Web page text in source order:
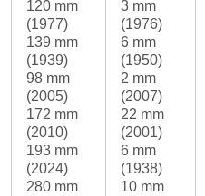
120 mm
(1977)
139 mm
(1939)
98 mm
(2005)
172 mm
(2010)
193 mm
(2024)
280 mm
3 mm
(1976)
6 mm
(1950)
2 mm
(2007)
22 mm
(2001)
6 mm
(1938)
10 mm